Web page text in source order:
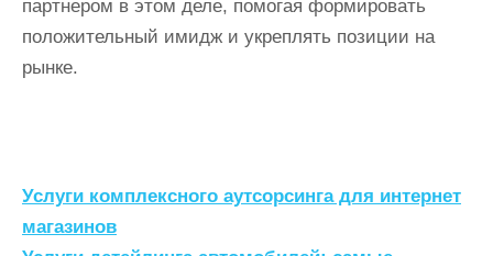
партнером в этом деле, помогая формировать
положительный имидж и укреплять позиции на
рынке.
Н
а
Услуги комплексного аутсорсинга для интернет
магазинов